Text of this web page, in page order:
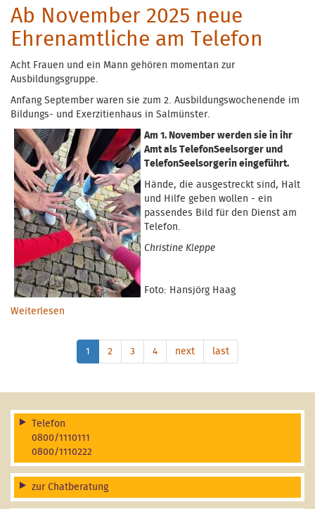
Ab November 2025 neue
Ehrenamtliche am Telefon
Acht Frauen und ein Mann gehören momentan zur
Ausbildungsgruppe.
Anfang September waren sie zum 2. Ausbildungswochenende im
Bildungs- und Exerzitienhaus in Salmünster.
Am 1. November werden sie in ihr
Amt als TelefonSeelsorger und
TelefonSeelsorgerin eingeführt.
Hände, die ausgestreckt sind, Halt
und Hilfe geben wollen - ein
passendes Bild für den Dienst am
Telefon.
Christine Kleppe
Foto: Hansjörg Haag
Weiterlesen
1 2 3 4 next last
Telefon
0800/1110111
0800/1110222
zur Chatberatung